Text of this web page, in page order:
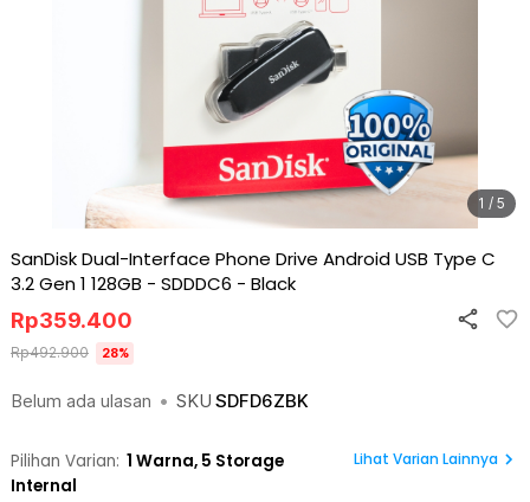
1 / 5
SanDisk Dual-Interface Phone Drive Android USB Type C
3.2 Gen 1 128GB - SDDDC6 - Black
Belum ada ulasan • SKU SDFD6ZBK
Rp359.400
Rp492.900 28%
Pilihan Varian: 1 Warna, 5 Storage
Internal
Lihat Varian Lainnya